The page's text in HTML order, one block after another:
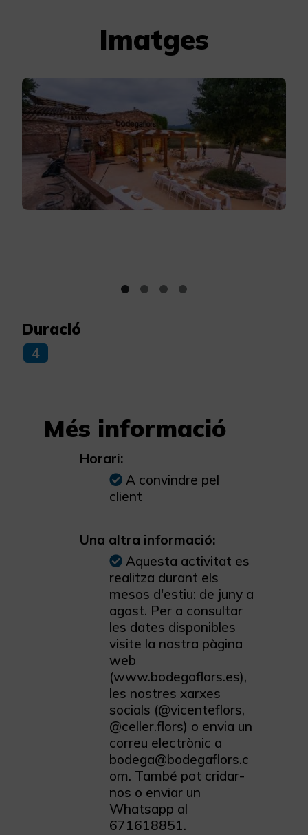
Imatges
Duració
4
Més informació
Horari:
A convindre pel
client
Una altra informació:
Aquesta activitat es
realitza durant els
mesos d'estiu: de juny a
agost. Per a consultar
les dates disponibles
visite la nostra pàgina
web
(www.bodegaflors.es),
les nostres xarxes
socials (@vicenteflors,
@celler.flors) o envia un
correu electrònic a
bodega@bodegaflors.c
om. També pot cridar-
nos o enviar un
Whatsapp al
671618851.